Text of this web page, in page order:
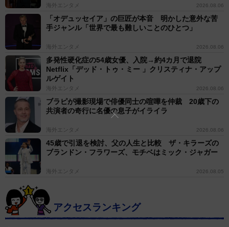
海外エンタメ 2026.08.06
「オデュッセイア」の巨匠が本音 明かした意外な苦
手ジャンル「世界で最も難しいことのひとつ」
海外エンタメ 2026.08.06
多発性硬化症の54歳女優、入院→約4カ月で退院
Netflix「デッド・トゥ・ミー 」クリスティナ・アップ
ルゲイト
海外エンタメ 2026.08.06
ブラピが撮影現場で俳優同士の喧嘩を仲裁 20歳下の
共演者の奇行に名優の息子がイライラ
海外エンタメ 2026.08.06
45歳で引退を検討、父の人生と比較 ザ・キラーズの
ブランドン・フラワーズ、モチベはミック・ジャガー
海外エンタメ 2026.08.05
アクセスランキング